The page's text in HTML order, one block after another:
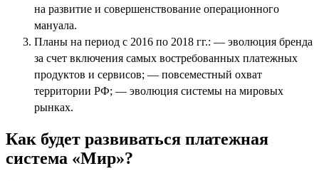
на развитие и совершенствование операционного
мануала.
Планы на период с 2016 по 2018 гг.: — эволюция бренда
за счет включения самых востребованных платежных
продуктов и сервисов; — повсеместный охват
территории РФ; — эволюция системы на мировых
рынках.
Как будет развиваться платежная
система «Мир»?